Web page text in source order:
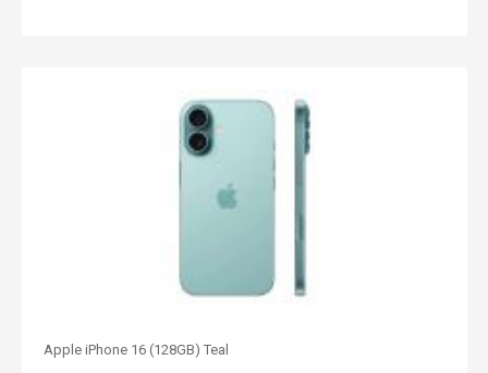
Apple iPhone 16 (128GB) Teal